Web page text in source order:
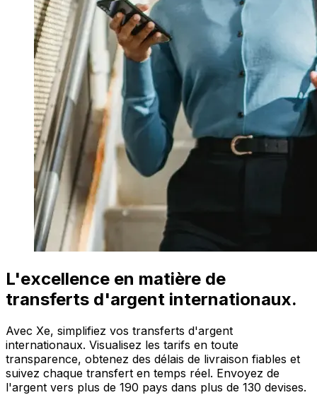
L'excellence en matière de
transferts d'argent internationaux.
Avec Xe, simplifiez vos transferts d'argent
internationaux. Visualisez les tarifs en toute
transparence, obtenez des délais de livraison fiables et
suivez chaque transfert en temps réel. Envoyez de
l'argent vers plus de 190 pays dans plus de 130 devises.